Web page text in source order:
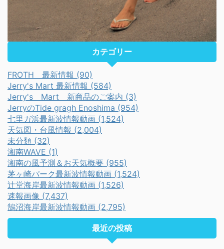
カテゴリー
FROTH 最新情報 (90)
Jerry's Mart 最新情報 (584)
Jerry's Mart 新商品のご案内 (3)
JerryのTide gragh Enoshima (954)
七里ガ浜最新波情報動画 (1,524)
天気図・台風情報 (2,004)
未分類 (32)
湘南WAVE (1)
湘南の風予測＆お天気概要 (955)
茅ヶ崎パーク最新波情報動画 (1,524)
辻堂海岸最新波情報動画 (1,526)
速報画像 (7,437)
鵠沼海岸最新波情報動画 (2,795)
最近の投稿